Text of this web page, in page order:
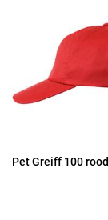
Pet Greiff 100 rood